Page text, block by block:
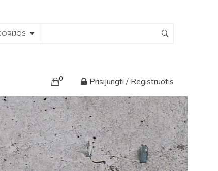
0 Prisijungti / Registruotis